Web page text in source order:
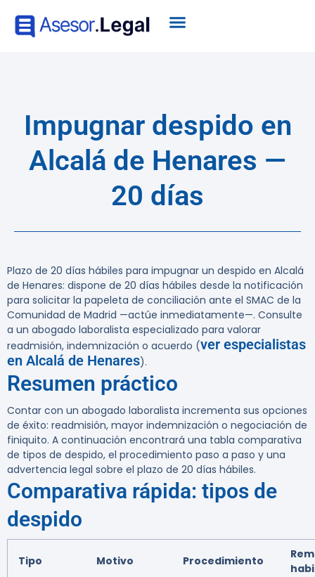
Impugnar despido en
Alcalá de Henares —
20 días
Plazo de 20 días hábiles para impugnar un despido en Alcalá
de Henares: dispone de 20 días hábiles desde la notificación
para solicitar la papeleta de conciliación ante el SMAC de la
Comunidad de Madrid —actúe inmediatamente—. Consulte
a un abogado laboralista especializado para valorar
readmisión, indemnización o acuerdo (ver especialistas
en Alcalá de Henares).
Resumen práctico
Contar con un abogado laboralista incrementa sus opciones
de éxito: readmisión, mayor indemnización o negociación de
finiquito. A continuación encontrará una tabla comparativa
de tipos de despido, el procedimiento paso a paso y una
advertencia legal sobre el plazo de 20 días hábiles.
Comparativa rápida: tipos de
despido
Tipo Motivo Procedimiento